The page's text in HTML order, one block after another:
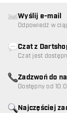
Najczęściej
Wyślij e-mail
Odpowiedź w
Czat z
Czat jest
Zadzwoń do
Dostępny od